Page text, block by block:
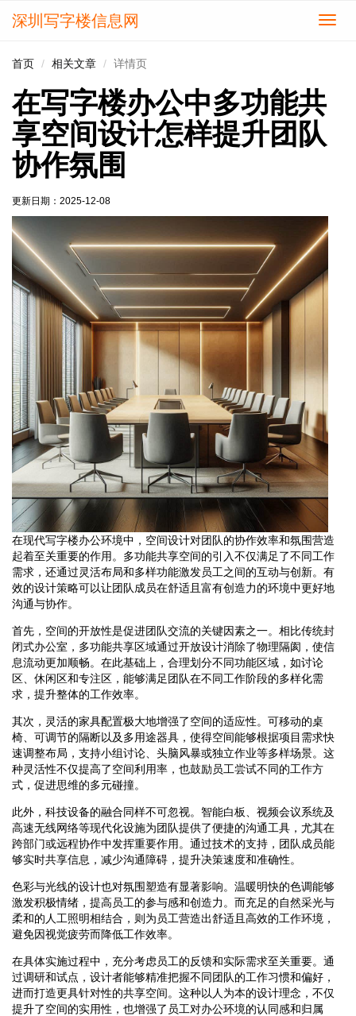
切
深圳写字楼信息网
首页 相关文章 详情页
在写字楼办公中多功能共
享空间设计怎样提升团队
协作氛围
更新日期： 2025-12-08
在现代写字楼办公环境中，空间设计对团队的协作效率和氛围营造
起着至关重要的作用。多功能共享空间的引入不仅满足了不同工作
需求，还通过灵活布局和多样功能激发员工之间的互动与创新。有
效的设计策略可以让团队成员在舒适且富有创造力的环境中更好地
沟通与协作。
首先，空间的开放性是促进团队交流的关键因素之一。相比传统封
闭式办公室，多功能共享区域通过开放设计消除了物理隔阂，使信
息流动更加顺畅。在此基础上，合理划分不同功能区域，如讨论
区、休闲区和专注区，能够满足团队在不同工作阶段的多样化需
求，提升整体的工作效率。
其次，灵活的家具配置极大地增强了空间的适应性。可移动的桌
椅、可调节的隔断以及多用途器具，使得空间能够根据项目需求快
速调整布局，支持小组讨论、头脑风暴或独立作业等多样场景。这
种灵活性不仅提高了空间利用率，也鼓励员工尝试不同的工作方
式，促进思维的多元碰撞。
此外，科技设备的融合同样不可忽视。智能白板、视频会议系统及
高速无线网络等现代化设施为团队提供了便捷的沟通工具，尤其在
跨部门或远程协作中发挥重要作用。通过技术的支持，团队成员能
够实时共享信息，减少沟通障碍，提升决策速度和准确性。
色彩与光线的设计也对氛围塑造有显著影响。温暖明快的色调能够
激发积极情绪，提高员工的参与感和创造力。而充足的自然采光与
柔和的人工照明相结合，则为员工营造出舒适且高效的工作环境，
避免因视觉疲劳而降低工作效率。
在具体实施过程中，充分考虑员工的反馈和实际需求至关重要。通
过调研和试点，设计者能够精准把握不同团队的工作习惯和偏好，
进而打造更具针对性的共享空间。这种以人为本的设计理念，不仅
提升了空间的实用性，也增强了员工对办公环境的认同感和归属